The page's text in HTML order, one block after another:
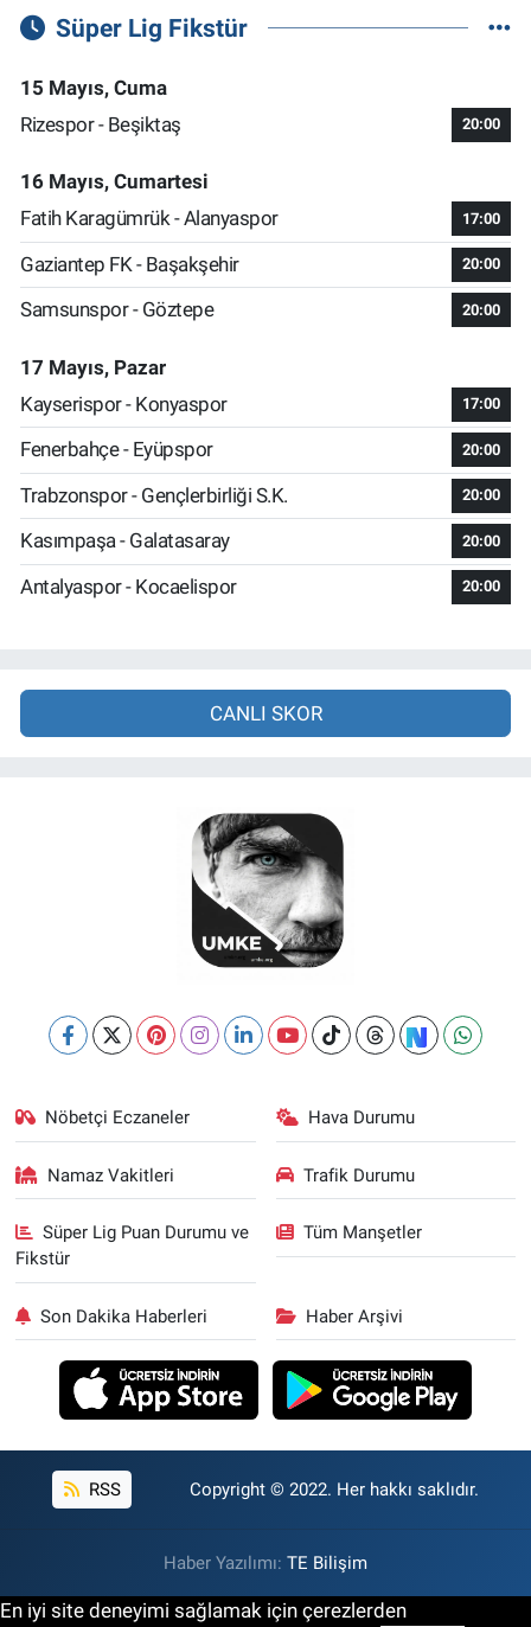
Süper Lig Fikstür
15 Mayıs, Cuma
Rizespor - Beşiktaş
20:00
16 Mayıs, Cumartesi
Fatih Karagümrük - Alanyaspor
17:00
Gaziantep FK - Başakşehir 20:00
Samsunspor - Göztepe 20:00
17 Mayıs, Pazar
Kayserispor - Konyaspor
17:00
Fenerbahçe - Eyüpspor 20:00
Trabzonspor - Gençlerbirliği S.K. 20:00
Kasımpaşa - Galatasaray 20:00
Antalyaspor - Kocaelispor 20:00
CANLI SKOR
Nöbetçi Eczaneler Hava Durumu
Namaz Vakitleri Trafik Durumu
Süper Lig Puan Durumu ve
Fikstür
Tüm Manşetler
Son Dakika Haberleri Haber Arşivi
RSS Copyright © 2022. Her hakkı saklıdır.
Haber Yazılımı: TE Bilişim
En iyi site deneyimi sağlamak için çerezlerden